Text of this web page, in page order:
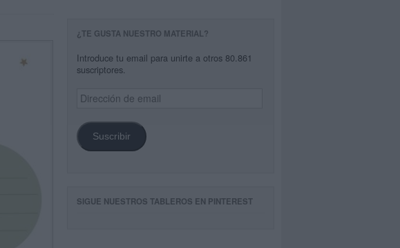
¿TE GUSTA NUESTRO MATERIAL?
Introduce tu email para unirte a otros 80.861
suscriptores.
Dirección
de
Suscribir
SIGUE NUESTROS TABLEROS EN PINTEREST